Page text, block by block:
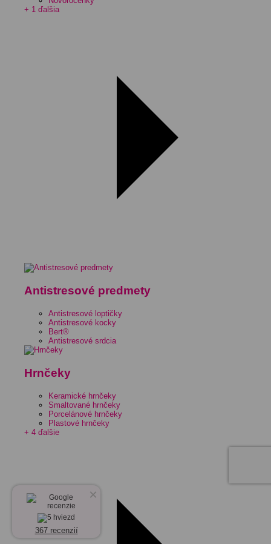
+ 1 ďalšia
Antistresové predmety
Antistresové loptičky
Antistresové kocky
Bert®
Antistresové srdcia
Hrnčeky
Keramické hrnčeky
Smaltované hrnčeky
Porcelánové hrnčeky
Plastové hrnčeky
+ 4 ďalšie
×
367 recenzií